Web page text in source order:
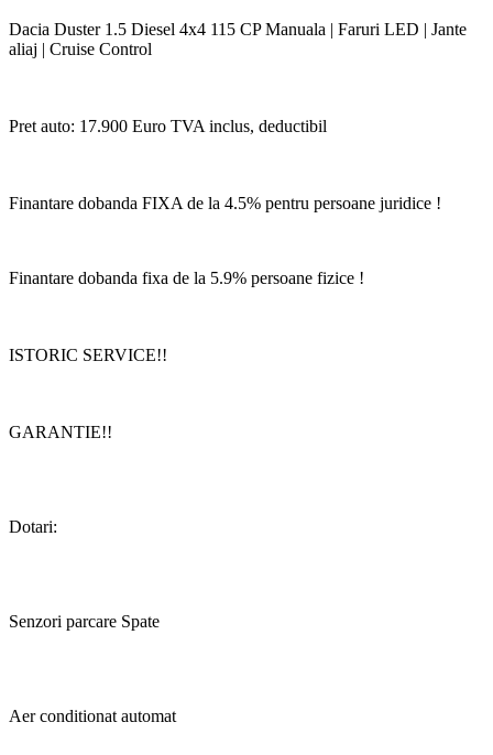
Dacia Duster 1.5 Diesel 4x4 115 CP Manuala | Faruri LED | Jante
aliaj | Cruise Control
Pret auto: 17.900 Euro TVA inclus, deductibil
Finantare dobanda FIXA de la 4.5% pentru persoane juridice !
Finantare dobanda fixa de la 5.9% persoane fizice !
ISTORIC SERVICE!!
GARANTIE!!
Dotari:
Senzori parcare Spate
Aer conditionat automat